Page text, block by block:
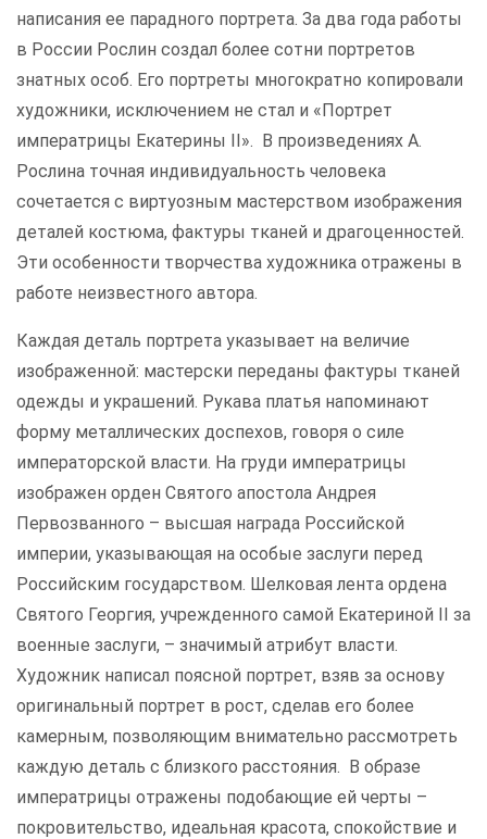
написания ее парадного портрета. За два года работы
в России Рослин создал более сотни портретов
знатных особ. Его портреты многократно копировали
художники, исключением не стал и «Портрет
императрицы Екатерины II». В произведениях А.
Рослина точная индивидуальность человека
сочетается с виртуозным мастерством изображения
деталей костюма, фактуры тканей и драгоценностей.
Эти особенности творчества художника отражены в
работе неизвестного автора.
Каждая деталь портрета указывает на величие
изображенной: мастерски переданы фактуры тканей
одежды и украшений. Рукава платья напоминают
форму металлических доспехов, говоря о силе
императорской власти. На груди императрицы
изображен орден Святого апостола Андрея
Первозванного – высшая награда Российской
империи, указывающая на особые заслуги перед
Российским государством. Шелковая лента ордена
Святого Георгия, учрежденного самой Екатериной II за
военные заслуги, – значимый атрибут власти.
Художник написал поясной портрет, взяв за основу
оригинальный портрет в рост, сделав его более
камерным, позволяющим внимательно рассмотреть
каждую деталь с близкого расстояния. В образе
императрицы отражены подобающие ей черты –
покровительство, идеальная красота, спокойствие и